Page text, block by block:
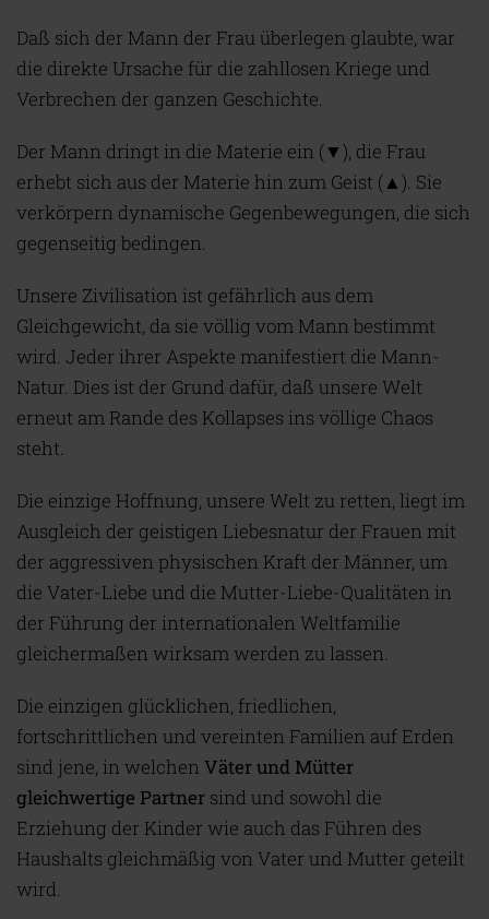
Daß sich der Mann der Frau überlegen glaubte, war
die direkte Ursache für die zahllosen Kriege und
Verbrechen der ganzen Geschichte.
Der Mann dringt in die Materie ein (▼), die Frau
erhebt sich aus der Materie hin zum Geist (▲). Sie
verkörpern dynamische Gegenbewegungen, die sich
gegenseitig bedingen.
Unsere Zivilisation ist gefährlich aus dem
Gleichgewicht, da sie völlig vom Mann bestimmt
wird. Jeder ihrer Aspekte manifestiert die Mann-
Natur. Dies ist der Grund dafür, daß unsere Welt
erneut am Rande des Kollapses ins völlige Chaos
steht.
Die einzige Hoffnung, unsere Welt zu retten, liegt im
Ausgleich der geistigen Liebesnatur der Frauen mit
der aggressiven physischen Kraft der Männer, um
die Vater-Liebe und die Mutter-Liebe-Qualitäten in
der Führung der internationalen Weltfamilie
gleichermaßen wirksam werden zu lassen.
Die einzigen glücklichen, friedlichen,
fortschrittlichen und vereinten Familien auf Erden
sind jene, in welchen Väter und Mütter
gleichwertige Partner sind und sowohl die
Erziehung der Kinder wie auch das Führen des
Haushalts gleichmäßig von Vater und Mutter geteilt
wird.